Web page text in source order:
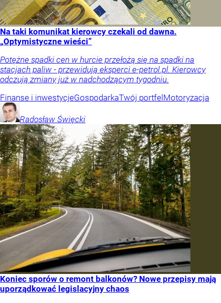
Na taki komunikat kierowcy czekali od dawna.
„Optymistyczne wieści”
Potężne spadki cen w hurcie przełożą się na spadki na
stacjach paliw - przewidują eksperci e-petrol.pl. Kierowcy
odczują zmiany już w nadchodzącym tygodniu.
Finanse i inwestycjeGospodarkaTwój portfel Motoryzacja
Radosław Święcki
Koniec sporów o remont balkonów? Nowe przepisy mają
uporządkować legislacyjny chaos